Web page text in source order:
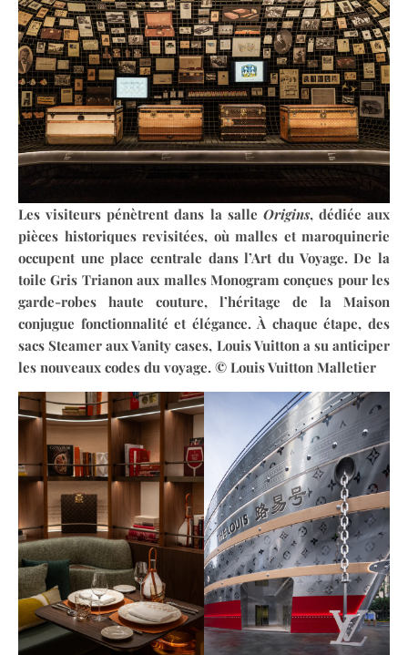
Les visiteurs pénètrent dans la salle Origins, dédiée aux
pièces historiques revisitées, où malles et maroquinerie
occupent une place centrale dans l’Art du Voyage. De la
toile Gris Trianon aux malles Monogram conçues pour les
garde-robes haute couture, l’héritage de la Maison
conjugue fonctionnalité et élégance. À chaque étape, des
sacs Steamer aux Vanity cases, Louis Vuitton a su anticiper
les nouveaux codes du voyage. © Louis Vuitton Malletier